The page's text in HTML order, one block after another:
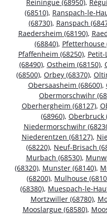
Reiningue (68950),
(68510), Ranspach-le-
(68730), Ranspach
Raedersheim (68190),
(68840), Pfetterhouse
Pfaffenheim (68250), Petit-
(68490), Ostheim (68150),
(68500), Orbey (68370),
Obersaasheim (68600),
Obermorschwihr
Oberhergheim (68127),
(68960), Oberbruck
Niedermorschwihr
Niederentzen (68127),
(68220), Neuf-Brisach
Murbach (68530),
(68320), Munster (68140),
(68200), Mulhouse
(68380), Muespach-le-
Mortzwiller (68780),
Mooslargue (68580),